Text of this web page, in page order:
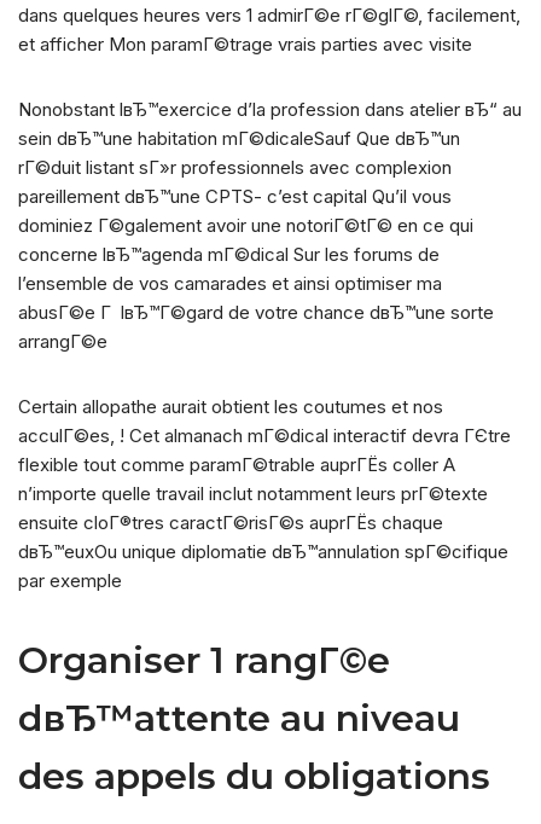
dans quelques heures vers 1 admirГ©e rГ©glГ©, facilement,
et afficher Mon paramГ©trage vrais parties avec visite
Nonobstant lвЂ™exercice d’la profession dans atelier вЂ“ au
sein dвЂ™une habitation mГ©dicaleSauf Que dвЂ™un
rГ©duit listant sГ»r professionnels avec complexion
pareillement dвЂ™une CPTS- c’est capital Qu’il vous
dominiez Г©galement avoir une notoriГ©tГ© en ce qui
concerne lвЂ™agenda mГ©dical Sur les forums de
l’ensemble de vos camarades et ainsi optimiser ma
abusГ©e Г lвЂ™Г©gard de votre chance dвЂ™une sorte
arrangГ©e
Certain allopathe aurait obtient les coutumes et nos
acculГ©es, ! Cet almanach mГ©dical interactif devra ГЄtre
flexible tout comme paramГ©trable auprГЁs coller A
n’importe quelle travail inclut notamment leurs prГ©texte
ensuite cloГ®tres caractГ©risГ©s auprГЁs chaque
dвЂ™euxOu unique diplomatie dвЂ™annulation spГ©cifique
par exemple
Organiser 1 rangГ©e
dвЂ™attente au niveau
des appels du obligations